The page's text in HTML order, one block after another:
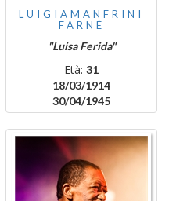
LUIGIAMANFRINI
FARNÉ
"Luisa Ferida"
Età: 31
18/03/1914
30/04/1945